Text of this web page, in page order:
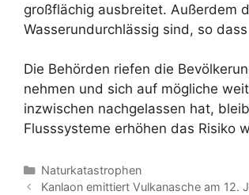
großflächig ausbreitet. Außerdem
Wasserundurchlässig sind, so
Die Behörden riefen die
nehmen und sich auf mögliche
inzwischen nachgelassen hat,
Flusssysteme erhöhen das Risiko
Kategorien
Naturkatastrophen
Kanlaon emittiert Vulkanasche am 12.